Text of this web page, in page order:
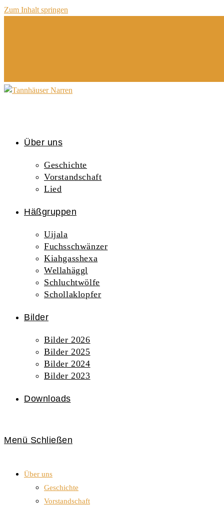
Zum Inhalt springen
Über uns
Geschichte
Vorstandschaft
Lied
Häßgruppen
Uijala
Fuchsschwänzer
Kiahgasshexa
Wellahäggl
Schluchtwölfe
Schollaklopfer
Bilder
Bilder 2026
Bilder 2025
Bilder 2024
Bilder 2023
Downloads
Menü Schließen
Über uns
Geschichte
Vorstandschaft